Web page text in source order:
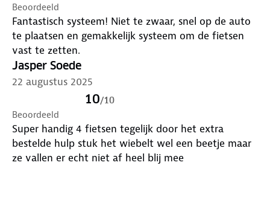
Beoordeeld
Fantastisch systeem! Niet te zwaar, snel op de auto
te plaatsen en gemakkelijk systeem om de fietsen
vast te zetten.
Jasper Soede
22 augustus 2025
10/10
Beoordeeld
Super handig 4 fietsen tegelijk door het extra
bestelde hulp stuk het wiebelt wel een beetje maar
ze vallen er echt niet af heel blij mee